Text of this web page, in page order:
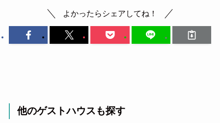
よかったらシェアしてね！
他のゲストハウスも探す